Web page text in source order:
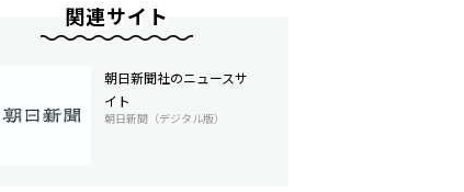
関連サイト
朝日新聞社のニュースサ
イト
朝日新聞（デジタル版）